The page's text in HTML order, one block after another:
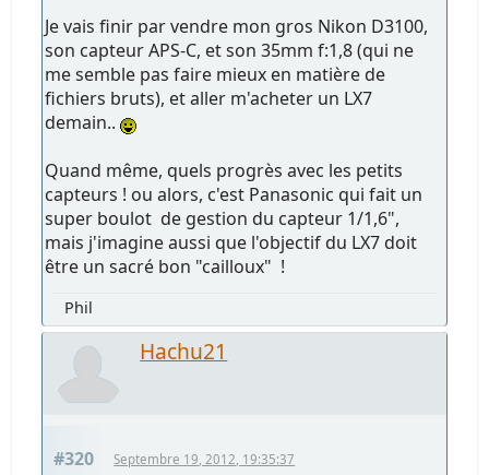
Je vais finir par vendre mon gros Nikon D3100,
son capteur APS-C, et son 35mm f:1,8 (qui ne
me semble pas faire mieux en matière de
fichiers bruts), et aller m'acheter un LX7
demain..
Quand même, quels progrès avec les petits
capteurs ! ou alors, c'est Panasonic qui fait un
super boulot de gestion du capteur 1/1,6",
mais j'imagine aussi que l'objectif du LX7 doit
être un sacré bon "cailloux" !
Phil
Hachu21
#320 Septembre 19, 2012, 19:35:37